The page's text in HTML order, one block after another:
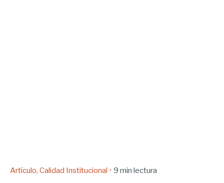
Artículo Calidad Institucional 9 min lectura